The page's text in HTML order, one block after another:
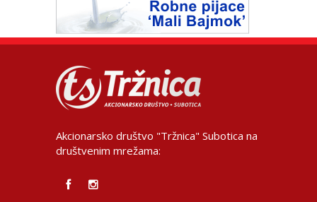
Akcionarsko društvo "Tržnica" Subotica na
društvenim mrežama: